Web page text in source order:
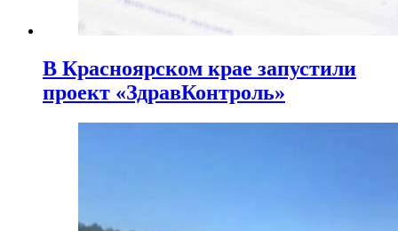
В Красноярском крае запустили
проект «ЗдравКонтроль»